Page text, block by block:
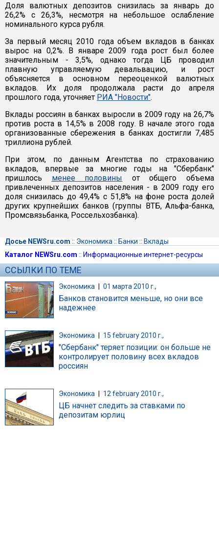
Доля валютных депозитов снизилась за январь до
26,2% с 26,3%, несмотря на небольшое ослабление
номинального курса рубля.
За первый месяц 2010 года объем вкладов в банках
вырос на 0,2%. В январе 2009 года рост был более
значительным - 3,5%, однако тогда ЦБ проводил
плавную управляемую девальвацию, и рост
объясняется в основном переоценкой валютных
вкладов. Их доля продолжала расти до апреля
прошлого года, уточняет РИА "Новости".
Вклады россиян в банках выросли в 2009 году на 26,7%
против роста в 14,5% в 2008 году. В начале этого года
организованные сбережения в банках достигли 7,485
триллиона рублей.
При этом, по данным Агентства по страхованию
вкладов, впервые за многие годы на "Сбербанк"
пришлось менее половины от общего объема
привлеченных депозитов населения - в 2009 году его
доля снизилась до 49,4% с 51,8% на фоне роста долей
других крупнейших банков (группы ВТБ, Альфа-банка,
Промсвязьбанка, Россельхозбанка).
Досье NEWSru.com :: Экономика :: Банки :: Вклады
Каталог NEWSru.com :: Информационные интернет-ресурсы
ССЫЛКИ ПО ТЕМЕ
Экономика | 01 марта 2010 г.,
Банков становится меньше, но они все
надежнее
Экономика 15 february 2010 г.,
"Сбербанк" теряет позиции: он больше не
контролирует половину всех вкладов
россиян
Экономика 12 february 2010 г.,
ЦБ начнет следить за ставками по
депозитам юрлиц